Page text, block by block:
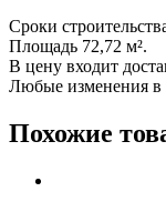
Сроки
Площадь 72,72 м².
В цену входит
Любые изменения в
Похожие